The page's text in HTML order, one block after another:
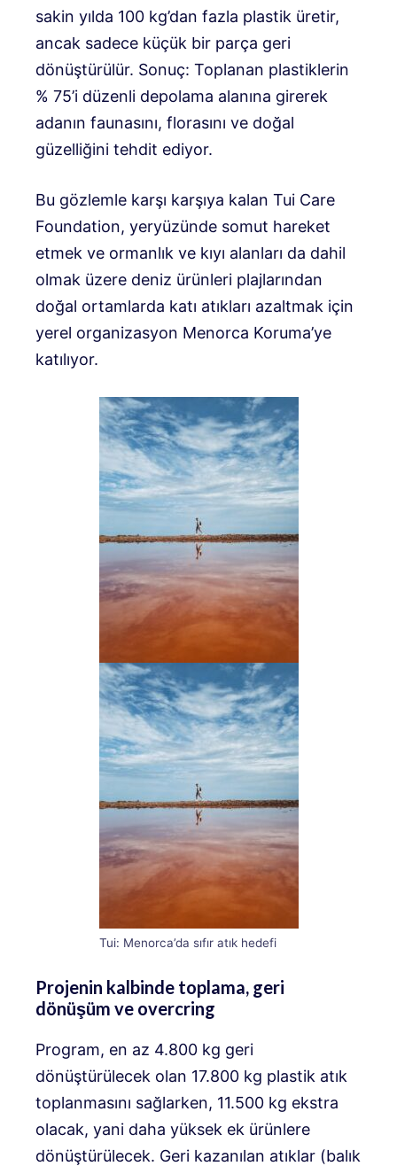
sakin yılda 100 kg’dan fazla plastik üretir,
ancak sadece küçük bir parça geri
dönüştürülür. Sonuç: Toplanan plastiklerin
% 75’i düzenli depolama alanına girerek
adanın faunasını, florasını ve doğal
güzelliğini tehdit ediyor.
Bu gözlemle karşı karşıya kalan Tui Care
Foundation, yeryüzünde somut hareket
etmek ve ormanlık ve kıyı alanları da dahil
olmak üzere deniz ürünleri plajlarından
doğal ortamlarda katı atıkları azaltmak için
yerel organizasyon Menorca Koruma’ye
katılıyor.
Tui: Menorca’da sıfır atık hedefi
Projenin kalbinde toplama, geri
dönüşüm ve overcring
Program, en az 4.800 kg geri
dönüştürülecek olan 17.800 kg plastik atık
toplanmasını sağlarken, 11.500 kg ekstra
olacak, yani daha yüksek ek ürünlere
dönüştürülecek. Geri kazanılan atıklar (balık